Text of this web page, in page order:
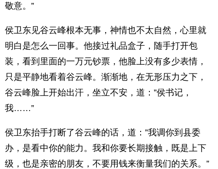
敬意。”
侯卫东见谷云峰根本无事，神情也不太自然，心里就
明白是怎么一回事。他接过礼品盒子，随手打开包
装，看到里面的一万元钞票，他脸上没有多少表情，
只是平静地看着谷云峰。渐渐地，在无形压力之下，
谷云峰脸上开始出汗，坐立不安，道：”侯书记，
我……”
侯卫东抬手打断了谷云峰的话，道：”我调你到县委
办，是看中你的能力。我和你要长期接触，既是上下
级，也是亲密的朋友，不要用钱来衡量我们的关系。”